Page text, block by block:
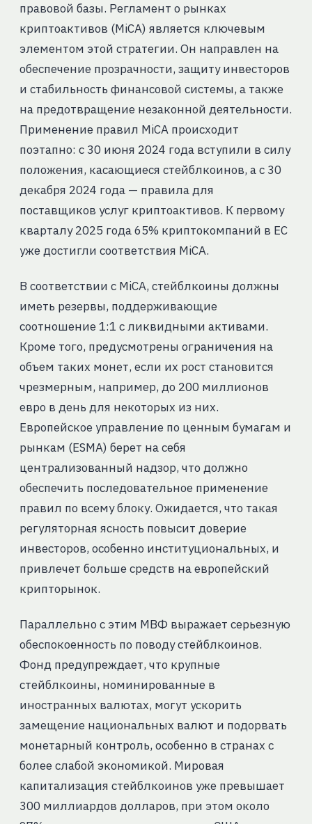
правовой базы. Регламент о рынках
криптоактивов (MiCA) является ключевым
элементом этой стратегии. Он направлен на
обеспечение прозрачности, защиту инвесторов
и стабильность финансовой системы, а также
на предотвращение незаконной деятельности.
Применение правил MiCA происходит
поэтапно: с 30 июня 2024 года вступили в силу
положения, касающиеся стейблкоинов, а с 30
декабря 2024 года — правила для
поставщиков услуг криптоактивов. К первому
кварталу 2025 года 65% криптокомпаний в ЕС
уже достигли соответствия MiCA.
В соответствии с MiCA, стейблкоины должны
иметь резервы, поддерживающие
соотношение 1:1 с ликвидными активами.
Кроме того, предусмотрены ограничения на
объем таких монет, если их рост становится
чрезмерным, например, до 200 миллионов
евро в день для некоторых из них.
Европейское управление по ценным бумагам и
рынкам (ESMA) берет на себя
централизованный надзор, что должно
обеспечить последовательное применение
правил по всему блоку. Ожидается, что такая
регуляторная ясность повысит доверие
инвесторов, особенно институциональных, и
привлечет больше средств на европейский
крипторынок.
Параллельно с этим МВФ выражает серьезную
обеспокоенность по поводу стейблкоинов.
Фонд предупреждает, что крупные
стейблкоины, номинированные в
иностранных валютах, могут ускорить
замещение национальных валют и подорвать
монетарный контроль, особенно в странах с
более слабой экономикой. Мировая
капитализация стейблкоинов уже превышает
300 миллиардов долларов, при этом около